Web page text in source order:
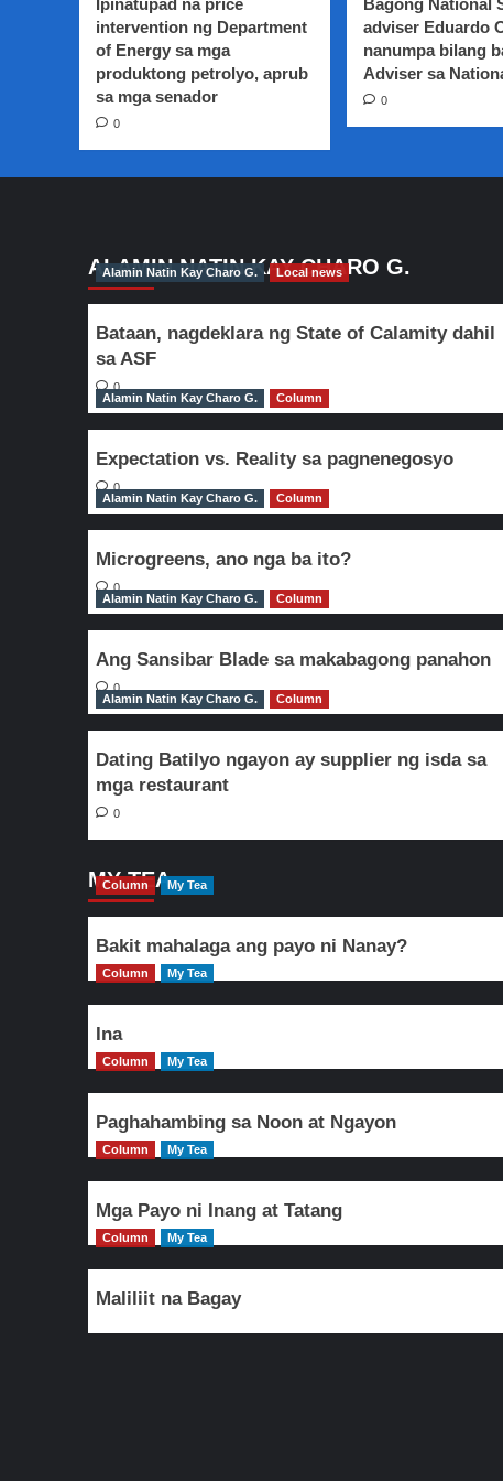
na
ang
Mental
Health
law
mga
Ipinatupad na price
intervention ng Department
of Energy sa mga
produktong petrolyo, aprub
sa mga senador
0
Bagong National
adviser Eduardo
nanumpa bilang
Adviser sa
0
ALAMIN NATIN KAY CHARO G.
Alamin Natin Kay Charo G. Local news
Bataan, nagdeklara ng State of Calamity dahil
sa ASF
0
Alamin Natin Kay Charo G.
Column
Expectation vs. Reality sa pagnenegosyo
0
Alamin Natin Kay Charo G.
Column
Microgreens, ano nga ba ito?
0
Alamin Natin Kay Charo G.
Column
Ang Sansibar Blade sa makabagong panahon
0
Alamin Natin Kay Charo G.
Column
Dating Batilyo ngayon ay supplier ng isda sa
mga restaurant
0
MY TEA
Column My Tea
Bakit mahalaga ang payo ni Nanay?
Column My Tea
Ina
Column My Tea
Paghahambing sa Noon at Ngayon
Column My Tea
Mga Payo ni Inang at Tatang
Column My Tea
Maliliit na Bagay